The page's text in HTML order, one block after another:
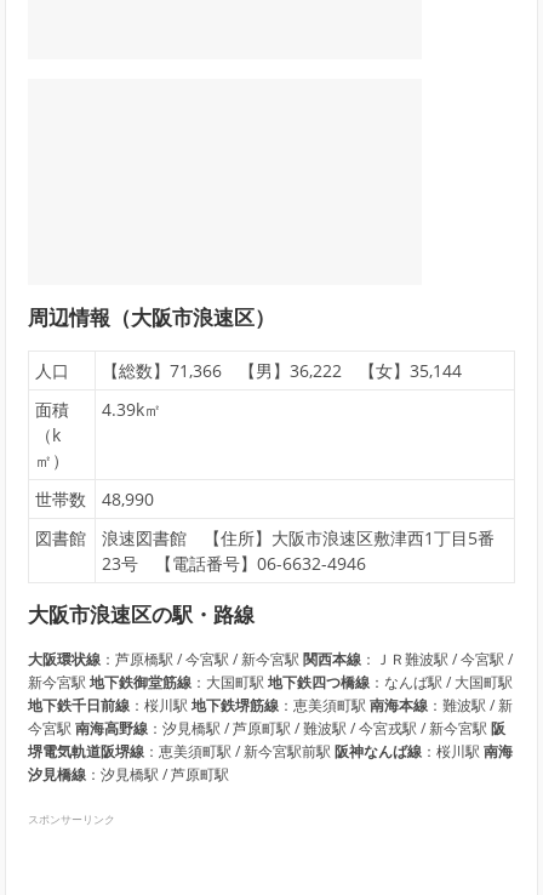
周辺情報（大阪市浪速区）
人口
【総数】71,366 【男】36,222 【女】35,144
面積
（k
㎡）
4.39k㎡
世帯数
48,990
図書館
浪速図書館 【住所】大阪市浪速区敷津西1丁目5番
23号 【電話番号】06-6632-4946
大阪市浪速区の駅・路線
大阪環状線：芦原橋駅 / 今宮駅 / 新今宮駅 関西本線：ＪＲ難波駅 / 今宮駅 /
新今宮駅 地下鉄御堂筋線：大国町駅 地下鉄四つ橋線：なんば駅 / 大国町駅
地下鉄千日前線：桜川駅 地下鉄堺筋線：恵美須町駅 南海本線：難波駅 / 新
今宮駅 南海高野線：汐見橋駅 / 芦原町駅 / 難波駅 / 今宮戎駅 / 新今宮駅 阪
堺電気軌道阪堺線：恵美須町駅 / 新今宮駅前駅 阪神なんば線：桜川駅 南海
汐見橋線：汐見橋駅 / 芦原町駅
スポンサーリンク